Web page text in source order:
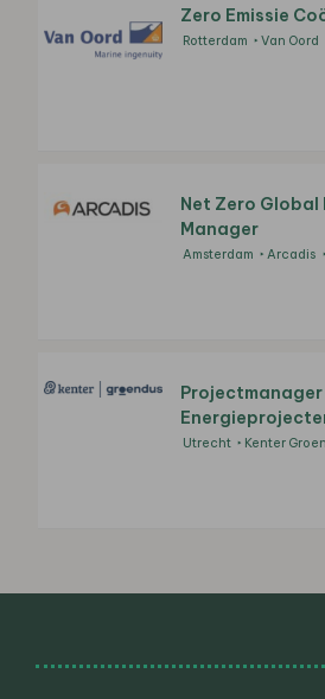
Zero Emissie
Rotterdam Van Oord
Net Zero Global
Manager
Amsterdam Arcadis
Utrecht Kenter